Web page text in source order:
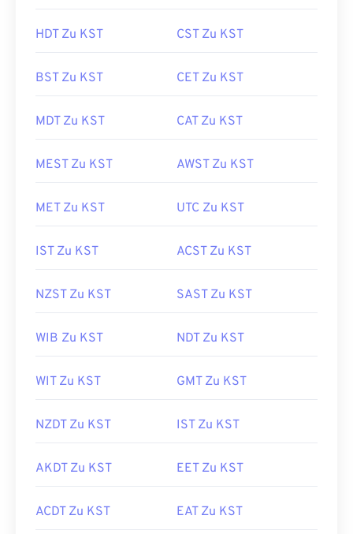
HDT Zu KST CST Zu KST
BST Zu KST CET Zu KST
MDT Zu KST CAT Zu KST
MEST Zu KST AWST Zu KST
MET Zu KST UTC Zu KST
IST Zu KST ACST Zu KST
NZST Zu KST SAST Zu KST
WIB Zu KST NDT Zu KST
WIT Zu KST GMT Zu KST
NZDT Zu KST IST Zu KST
AKDT Zu KST EET Zu KST
ACDT Zu KST EAT Zu KST